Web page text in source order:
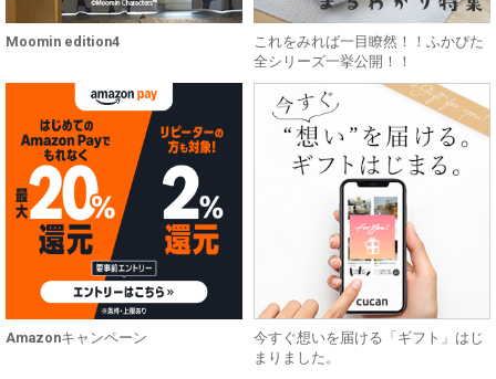
Moomin edition4
これをみれば一目瞭然！！ふかぴた
全シリーズ一挙公開！！
Amazonキャンペーン
今すぐ想いを届ける「ギフト」はじ
まりました。